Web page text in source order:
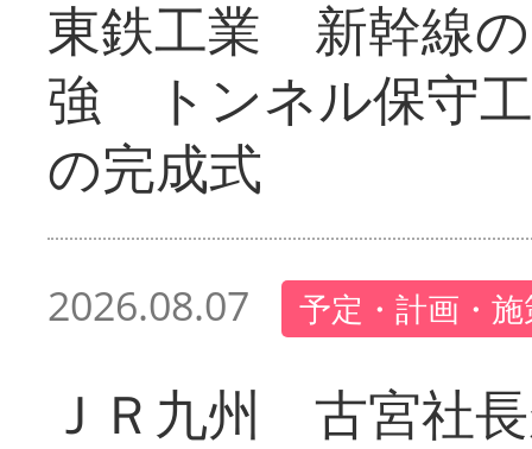
東鉄工業 新幹線
強 トンネル保守
の完成式
2026.08.07 予定・計画・
ＪＲ九州 古宮社